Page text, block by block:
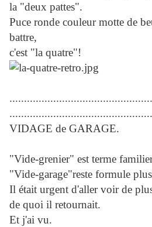
la "deux pattes".
Puce ronde couleur motte de
battre,
c'est "la quatre"!
VIDAGE de GARAGE.
"Vide-grenier" est terme
"Vide-garage"reste formule
Il était urgent d'aller voir de
de quoi il retournait.
Et j'ai vu.